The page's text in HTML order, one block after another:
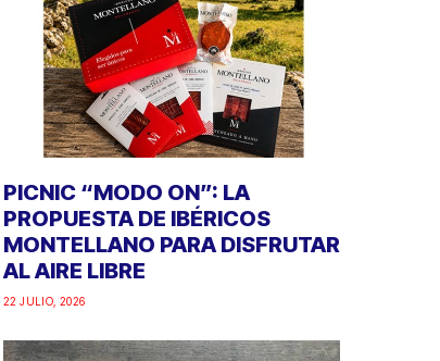
PICNIC “MODO ON”: LA
PROPUESTA DE IBÉRICOS
MONTELLANO PARA DISFRUTAR
AL AIRE LIBRE
22 JULIO, 2026